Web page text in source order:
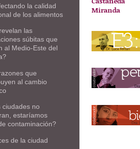
Miranda
la calidad
de los alimentos
las
súbitas que
al Medio-Este del
que
al cambio
ciudades no
estaríamos
contaminación?
de la ciudad